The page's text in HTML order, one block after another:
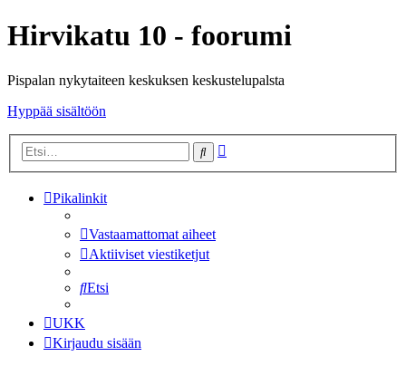
Hirvikatu 10 - foorumi
Pispalan nykytaiteen keskuksen keskustelupalsta
Hyppää sisältöön
Etsi
Pikalinkit
Vastaamattomat aiheet
Aktiiviset viestiketjut
Etsi
UKK
Kirjaudu sisään